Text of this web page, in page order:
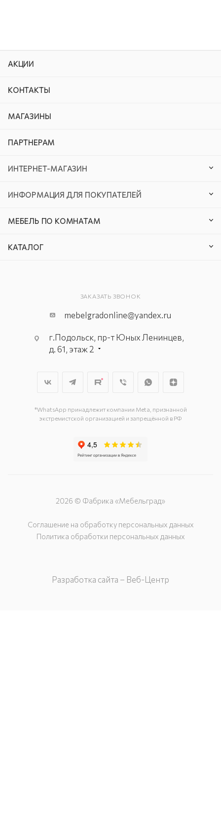
АКЦИИ
КОНТАКТЫ
МАГАЗИНЫ
ПАРТНЕРАМ
ИНТЕРНЕТ-МАГАЗИН
ИНФОРМАЦИЯ ДЛЯ ПОКУПАТЕЛЕЙ
МЕБЕЛЬ ПО КОМНАТАМ
КАТАЛОГ
ЗАКАЗАТЬ ЗВОНОК
mebelgradonline@yandex.ru
г.Подольск, пр-т Юных Ленинцев,
д. 61, этаж 2
г. Подольск, ул. Станционная, д. 11
*WhatsApp принадлежит компании Meta, признанной
экстремистской организацией и запрещённой в РФ
2026 © Фабрика «Мебельград»
Соглашение на обработку персональных данных
Политика обработки персональных данных
Разработка сайта – Веб-Центр